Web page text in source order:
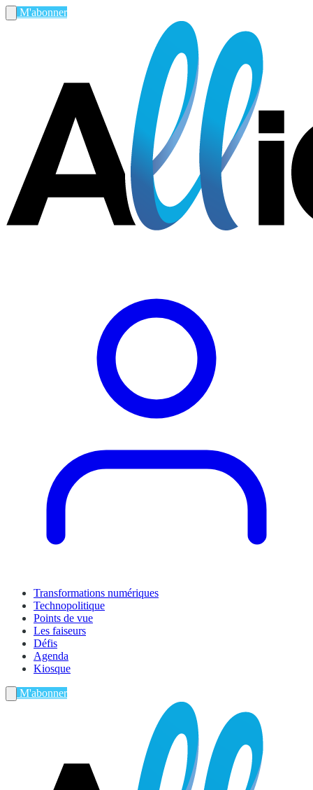
M'abonner
Transformations numériques
Technopolitique
Points de vue
Les faiseurs
Défis
Agenda
Kiosque
M'abonner